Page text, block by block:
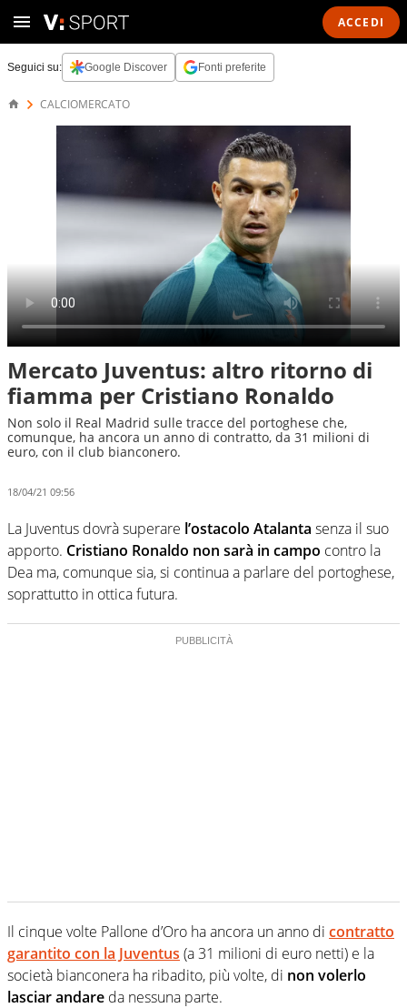
ACCEDI
Seguici su: Google Discover Fonti preferite
CALCIOMERCATO
Mercato Juventus: altro ritorno di
fiamma per Cristiano Ronaldo
Non solo il Real Madrid sulle tracce del portoghese che,
comunque, ha ancora un anno di contratto, da 31 milioni di
euro, con il club bianconero.
18/04/21 09:56
La Juventus dovrà superare l’ostacolo Atalanta senza il suo
apporto. Cristiano Ronaldo non sarà in campo contro la
Dea ma, comunque sia, si continua a parlare del portoghese,
soprattutto in ottica futura.
Il cinque volte Pallone d’Oro ha ancora un anno di contratto
garantito con la Juventus (a 31 milioni di euro netti) e la
società bianconera ha ribadito, più volte, di non volerlo
lasciar andare da nessuna parte.